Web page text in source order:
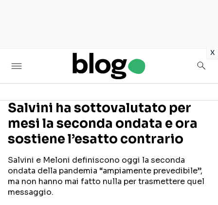
x
Seguici sui social
Salvini ha sottovalutato per
mesi la seconda ondata e ora
sostiene l’esatto contrario
Salvini e Meloni definiscono oggi la seconda
ondata della pandemia “ampiamente prevedibile”,
ma non hanno mai fatto nulla per trasmettere quel
messaggio.